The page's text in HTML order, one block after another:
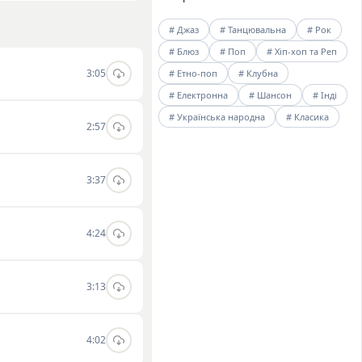
житті. Ви
3:05
2:57
3:37
4:24
3:13
4:02
# Джаз # Танцювальна
# Рок
# Блюз
# Поп
# Хіп-хоп та Реп
# Етно-поп
# Клубна
# Електронна
# Шансон
# Інді
# Українська народна
# Класика